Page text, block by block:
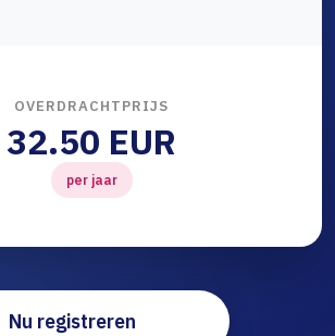
OVERDRACHTPRIJS
32.50 EUR
per jaar
Nu registreren